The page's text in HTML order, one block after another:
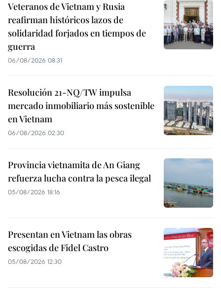
Veteranos de Vietnam y Rusia
reafirman históricos lazos de
solidaridad forjados en tiempos de
guerra
06/08/2026 08:31
Resolución 21-NQ/TW impulsa
mercado inmobiliario más sostenible
en Vietnam
06/08/2026 02:30
Provincia vietnamita de An Giang
refuerza lucha contra la pesca ilegal
05/08/2026 18:16
Presentan en Vietnam las obras
escogidas de Fidel Castro
05/08/2026 12:30